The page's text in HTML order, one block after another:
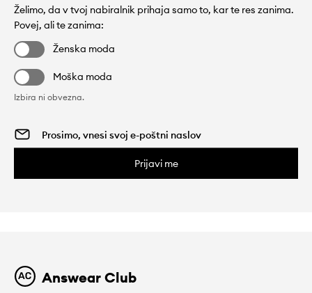
Želimo, da v tvoj nabiralnik prihaja samo to, kar te res zanima.
Povej, ali te zanima:
Ženska moda
Moška moda
Izbira ni obvezna.
Prijavi me
Answear Club